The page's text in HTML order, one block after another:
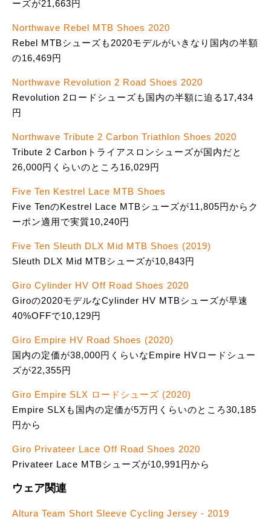
ーズが21,663円
Northwave Rebel MTB Shoes 2020
Rebel MTBシューズも2020モデルがいきなり国内の半額
の16,469円
Northwave Revolution 2 Road Shoes 2020
Revolution 2ロードシューズも国内の半額に迫る17,434
円
Northwave Tribute 2 Carbon Triathlon Shoes 2020
Tribute 2 Carbonトライアスロンシューズが国内だと
26,000円くらいのところ16,029円
Five Ten Kestrel Lace MTB Shoes
Five TenのKestrel Lace MTBシューズが11,805円からク
ーポン適用で実質10,240円
Five Ten Sleuth DLX Mid MTB Shoes (2019)
Sleuth DLX Mid MTBシューズが10,843円
Giro Cylinder HV Off Road Shoes 2020
Giroの2020モデルなCylinder HV MTBシューズが早速
40%OFFで10,129円
Giro Empire HV Road Shoes (2020)
国内の定価が38,000円くらいなEmpire HVロードシュー
ズが22,355円
Giro Empire SLX ロードシューズ (2020)
Empire SLXも国内の定価が5万円くらいのところ30,185
円から
Giro Privateer Lace Off Road Shoes 2020
Privateer Lace MTBシューズが10,991円から
ウェア関連
Altura Team Short Sleeve Cycling Jersey - 2019